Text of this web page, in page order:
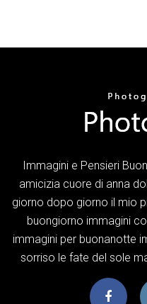
Immagini e Pensieri
amicizia cuore di anna
giorno dopo giorno il mio
buongiorno immagini
immagini per buonanotte
sorriso le fate del sole